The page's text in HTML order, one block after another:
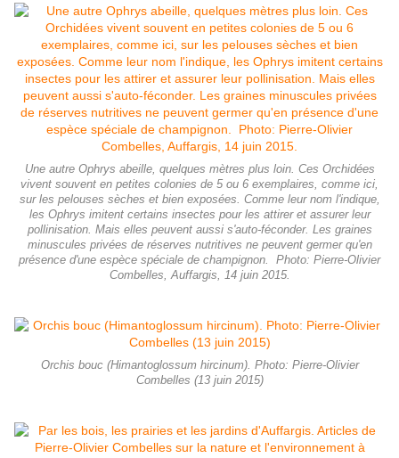
Une autre Ophrys abeille, quelques mètres plus loin. Ces Orchidées
vivent souvent en petites colonies de 5 ou 6 exemplaires, comme ici,
sur les pelouses sèches et bien exposées. Comme leur nom l'indique,
les Ophrys imitent certains insectes pour les attirer et assurer leur
pollinisation. Mais elles peuvent aussi s'auto-féconder. Les graines
minuscules privées de réserves nutritives ne peuvent germer qu'en
présence d'une espèce spéciale de champignon. Photo: Pierre-Olivier
Combelles, Auffargis, 14 juin 2015.
Orchis bouc (Himantoglossum hircinum). Photo: Pierre-Olivier
Combelles (13 juin 2015)